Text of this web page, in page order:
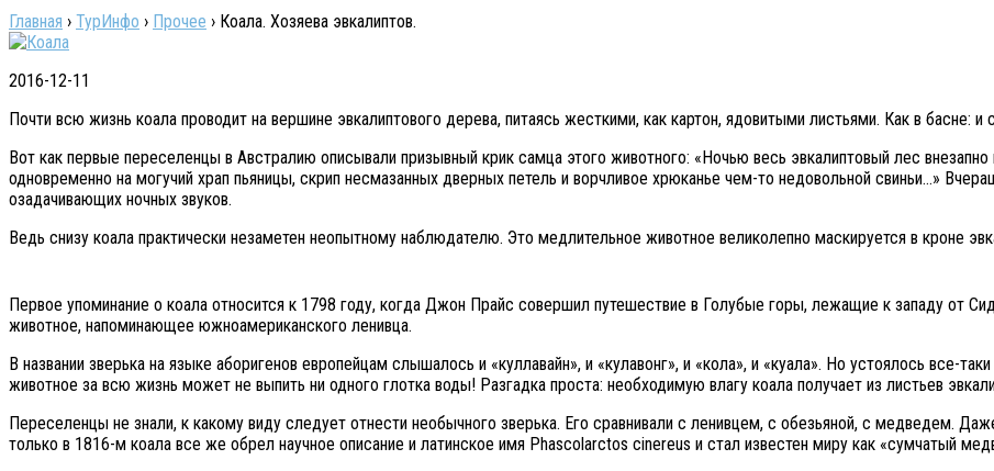
Главная › ТурИнфо › Прочее › Коала. Хозяева эвкалиптов.
2016-12-11
Почти всю жизнь коала проводит на вершине эвкалиптового дерева, питаясь жесткими, как картон, ядовитыми листьями. Как в басне: и
Вот как первые переселенцы в Австралию описывали призывный крик самца этого животного: «Ночью весь эвкалиптовый лес
одновременно на могучий храп пьяницы, скрип несмазанных дверных петель и ворчливое хрюканье чем-то недовольной свиньи…»
озадачивающих ночных звуков.
Ведь снизу коала практически незаметен неопытному наблюдателю. Это медлительное животное великолепно маскируется в кроне
Первое упоминание о коала относится к 1798 году, когда Джон Прайс совершил путешествие в Голубые горы, лежащие к западу от
животное, напоминающее южноамериканского ленивца.
В названии зверька на языке аборигенов европейцам слышалось и «куллавайн», и «кулавонг», и «кола», и «куала». Но устоялось все-
животное за всю жизнь может не выпить ни одного глотка воды! Разгадка проста: необходимую влагу коала получает из листьев
Переселенцы не знали, к какому виду следует отнести необычного зверька. Его сравнивали с ленивцем, с обезьяной, с медведем.
только в 1816-м коала все же обрел научное описание и латинское имя Phascolarctos cinereus и стал известен миру как «сумчатый